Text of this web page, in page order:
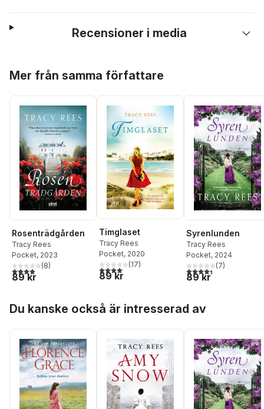
Recensioner i media
Mer från samma författare
Rosenträdgården
Tracy Rees
Pocket, 2023
3,9utav 5 stjärnor. Totalt antal röster:
(8)
89 kr
Timglaset
Tracy Rees
Pocket, 2020
4,1utav 5 stjärnor. Totalt antal röster:
(17)
89 kr
Syrenlunden
Tracy Rees
Pocket, 2024
4,4utav 5 stjärnor.
(7)
89 kr
Du kanske också är intresserad av